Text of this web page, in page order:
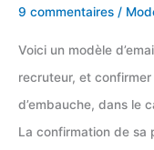
9 commentaires /
Voici un modèle
recruteur, et
d’embauche, dans le
La confirmation de sa